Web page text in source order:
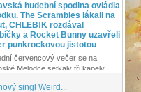
hudební spodina ovládla
The Scrambles lákali na
CHLEB!K rozdával
a Rocket Bunny uzavřeli
punkrockovou jistotou
červencový večer se na
Melodce setkaly tři kapely...
singl Weird...